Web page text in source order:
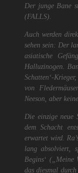
Der junge Bane
(FALLS).
Auch werden
sehen sein: Der
asiatische
Halluzinogen.
Schatten‘-
von
Neeson, aber
Die einzige neue
dem Schacht
erwartet wird.
lang absolviert,
Begins‘ („Meine
das diesmal